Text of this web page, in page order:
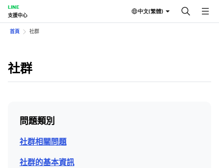
LINE
支援中心
中文(繁體)
首頁 社群
社群
問題類別
社群相關問題
社群的基本資訊